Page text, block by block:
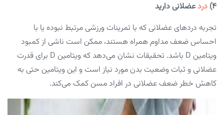
۴) دردعضلانی دارید
تجربه دردهای عضلانی که با تمرینات ورزشی مرتبط نبوده یا با
احساس ضعف مداوم همراه هستند، ممکن است ناشی از کمبود
ویتامین D باشد. تحقیقات نشان می‌دهد که ویتامین D برای قدرت
عضلانی و ثبات وضعیت بدن مورد نیاز است و این ویتامین حتی به
کاهش خطر ضعف عضلانی در افراد مسن کمک می‌کند.